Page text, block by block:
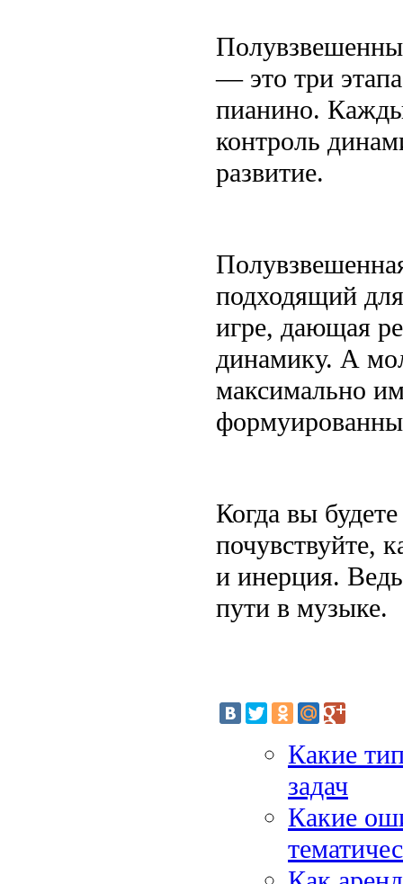
— это три
пианино.
контроль
развитие.
подходящий
игре, дающая
динамику. А
максимально
Когда вы
почувствуйте,
и инерция.
пути в музыке.
Какие
задач
Какие